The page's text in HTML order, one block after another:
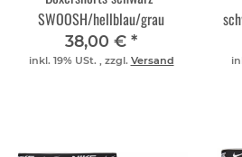
SWOOSH/hellblau/grau
38,00 € *
inkl. 19% USt. , zzgl. Versand